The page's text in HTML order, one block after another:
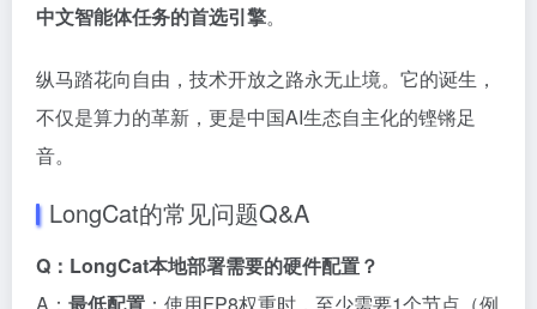
中文智能体任务的首选引擎。
纵马踏花向自由，技术开放之路永无止境。它的诞生，
不仅是算力的革新，更是中国AI生态自主化的铿锵足
音。
LongCat的常见问题Q&A
Q：LongCat本地部署需要的硬件配置？
A： 最低配置 ：使用FP8权重时，至少需要1个节点（例